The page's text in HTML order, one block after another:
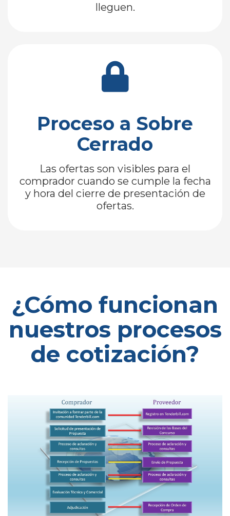
lleguen.
Proceso a Sobre
Cerrado
Las ofertas son visibles para el
comprador cuando se cumple la fecha
y hora del cierre de presentación de
ofertas.
¿Cómo funcionan
nuestros procesos
de cotización?